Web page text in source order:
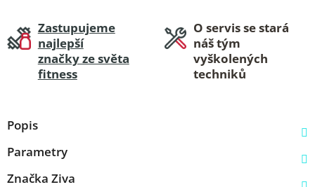
Zastupujeme
najlepší
značky ze světa
fitness
O servis se stará
náš tým
vyškolených
techniků
Popis
Parametry
Značka Ziva